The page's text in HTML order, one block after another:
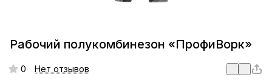
Рабочий полукомбинезон «ПрофиВорк»
0 Нет отзывов